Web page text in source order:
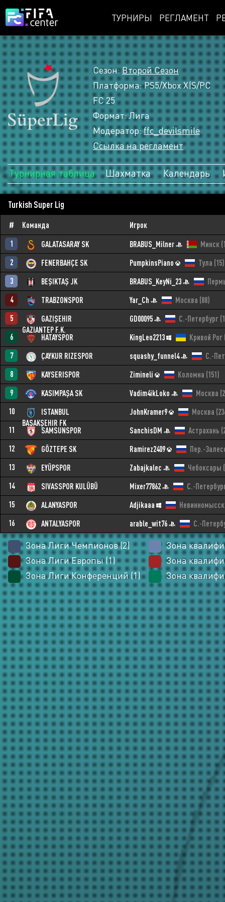
ТУРНИРЫ РЕГЛАМЕНТ
Сезон:Второй Сезон
Платформа: PS5/Xbox X|S/PC
FC 25
Формат: Лига
Модератор:ffc_devilsmile
Ссылка на регламент
Турнирная таблица Шахматка Календарь
Turkish Super Lig
# Команда Игрок
1 GALATASARAY SK BRABUS_Milner Минск
2
FENERBAHÇE SK PumpkinsPiano Тула (15)
3
BEŞIKTAŞ JK BRABUS_KeyNi_23
4
TRABZONSPOR Yar_Ch Москва (88)
5
GAZIŞEHIR
GAZIANTEP F.K.
GD00095 С.-Петербург
6
HATAYSPOR KingLeo2213 Кривой Рог
7
ÇAYKUR RIZESPOR squashy_funnel4
С.-
8
KAYSERISPOR Zimineli Коломна (151)
9
KASIMPAŞA SK Vadim4ikLoko Москва
10
ISTANBUL
BAŞAKŞEHIR FK
JohnKramer9 Москва
11
SAMSUNSPOR SanchisDM Астрахань
12
GÖZTEPE SK Ramirez2409
Пер.-
13
EYÜPSPOR Zabajkalec Чебоксары
14
SIVASSPOR KULÜBÜ Mixer77862
С.-
15
ALANYASPOR Adjikaaa
Невинномысск
16
ANTALYASPOR arable_wit76 С.-
Зона Лиги Чемпионов (2)
Зона
Зона Лиги Европы (1)
Зона
Зона Лиги Конференций (1)
Зона